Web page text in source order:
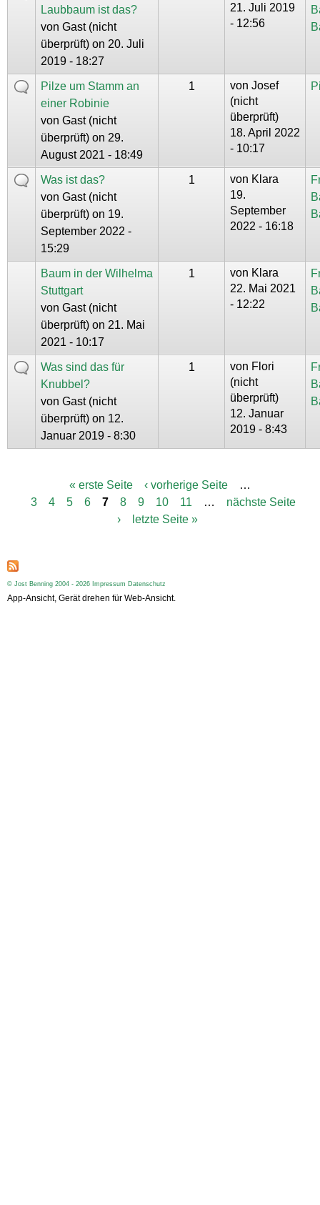
Laubbaum ist das?
von Gast (nicht
überprüft) on 20. Juli
2019 - 18:27
21. Juli 2019
- 12:56
Pilze um Stamm an
einer Robinie
von Gast (nicht
überprüft) on 29.
August 2021 - 18:49
1 von Josef
(nicht
überprüft)
18. April 2022
- 10:17
Was ist das?
von Gast (nicht
überprüft) on 19.
September 2022 -
15:29
1 von Klara
19.
September
2022 - 16:18
Baum in der Wilhelma
Stuttgart
von Gast (nicht
überprüft) on 21. Mai
2021 - 10:17
1 von Klara
22. Mai 2021
- 12:22
Was sind das für
Knubbel?
von Gast (nicht
überprüft) on 12.
Januar 2019 - 8:30
1 von Flori
(nicht
überprüft)
12. Januar
2019 - 8:43
« erste Seite ‹ vorherige Seite
…
3
4 5 6 7 8 9 10 11 …
nächste Seite
›
letzte Seite »
© Jost Benning 2004 - 2026 Impressum Datenschutz
App-Ansicht, Gerät drehen für Web-Ansicht.